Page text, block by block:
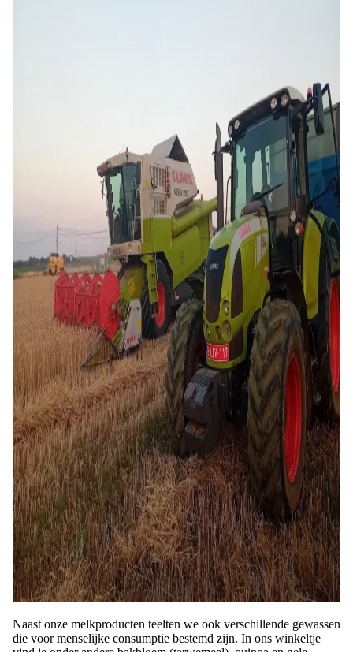
Naast onze melkproducten teelten we ook verschillende gewassen
die voor menselijke consumptie bestemd zijn. In ons winkeltje